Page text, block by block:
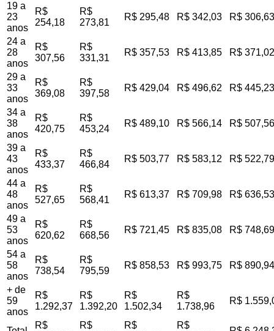
19 a
23
anos
R$
254,18
R$
273,81
R$ 295,48 R$ 342,03 R$ 306,63
24 a
28
anos
R$
307,56
R$
331,31
R$ 357,53 R$ 413,85 R$ 371,02
29 a
33
anos
R$
369,08
R$
397,58
R$ 429,04 R$ 496,62 R$ 445,23
34 a
38
anos
R$
420,75
R$
453,24
R$ 489,10 R$ 566,14 R$ 507,56
39 a
43
anos
R$
433,37
R$
466,84
R$ 503,77 R$ 583,12 R$ 522,79
44 a
48
anos
R$
527,65
R$
568,41
R$ 613,37 R$ 709,98 R$ 636,53
49 a
53
anos
R$
620,62
R$
668,56
R$ 721,45 R$ 835,08 R$ 748,69
54 a
58
anos
R$
738,54
R$
795,59
R$ 858,53 R$ 993,75 R$ 890,94
+ de
59
anos
R$
1.292,37
R$
1.392,20
R$
1.502,34
R$
1.738,96
R$
R$
R$
R$
R$